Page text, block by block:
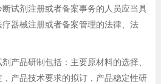
试剂注册或者备案事务的人员应当具
器械注册或者备案管理的法律、法
产品研制包括：主要原材料的选择、
产品技术要求的拟订，产品稳定性研